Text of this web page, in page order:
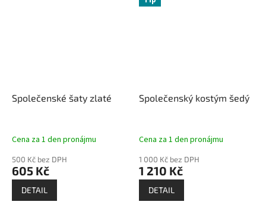
Společenské šaty zlaté
Cena za 1 den pronájmu
500 Kč bez DPH
605 Kč
DETAIL
Společenský kostým šedý
Cena za 1 den pronájmu
1 000 Kč bez DPH
1 210 Kč
DETAIL